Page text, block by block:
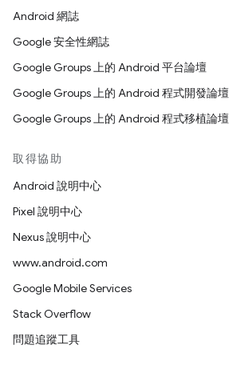
Android 網誌
Google 安全性網誌
Google Groups 上的 Android 平台論壇
Google Groups 上的 Android 程式開發論壇
Google Groups 上的 Android 程式移植論壇
取得協助
Android 說明中心
Pixel 說明中心
Nexus 說明中心
www.android.com
Google Mobile Services
Stack Overflow
問題追蹤工具